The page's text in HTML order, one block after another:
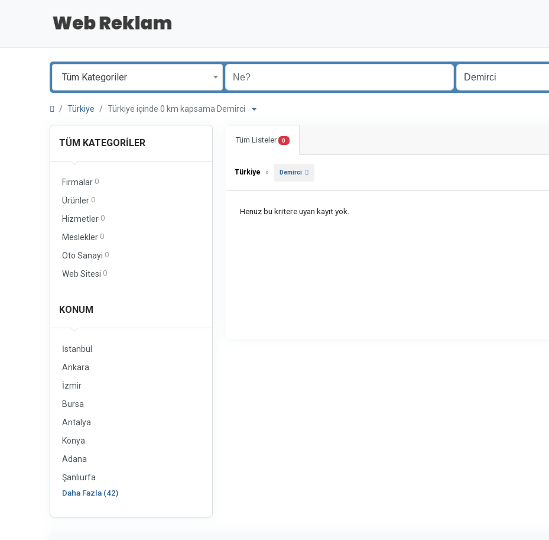
Tüm Kategoriler
Türkiye Türkiye içinde 0 km kapsama Demirci
TÜM KATEGORILER
Firmalar 0
Ürünler 0
Hizmetler 0
Meslekler 0
Oto Sanayi 0
Web Sitesi 0
KONUM
İstanbul
Ankara
İzmir
Bursa
Antalya
Konya
Adana
Şanlıurfa
Daha Fazla (42)
Tüm Listeler 0
Türkiye » Demirci
Henüz bu kritere uyan kayıt yok.